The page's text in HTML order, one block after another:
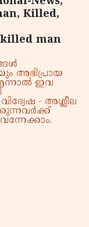
Killed,
man
അഭിപ്രായ
ഇവ
- അശ്ലീല